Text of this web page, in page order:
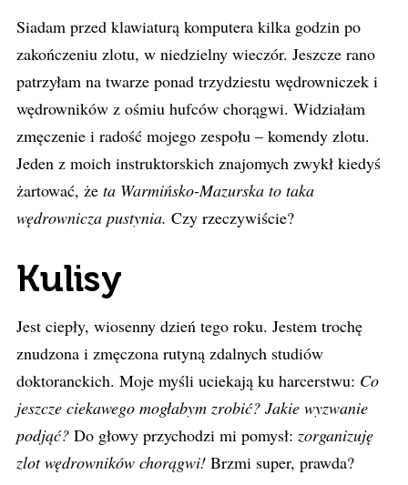
Siadam przed klawiaturą komputera kilka godzin po
zakończeniu zlotu, w niedzielny wieczór. Jeszcze rano
patrzyłam na twarze ponad trzydziestu wędrowniczek i
wędrowników z ośmiu hufców chorągwi. Widziałam
zmęczenie i radość mojego zespołu – komendy zlotu.
Jeden z moich instruktorskich znajomych zwykł kiedyś
żartować, że ta Warmińsko-Mazurska to taka
wędrownicza pustynia. Czy rzeczywiście?
Kulisy
Jest ciepły, wiosenny dzień tego roku. Jestem trochę
znudzona i zmęczona rutyną zdalnych studiów
doktoranckich. Moje myśli uciekają ku harcerstwu: Co
jeszcze ciekawego mogłabym zrobić? Jakie wyzwanie
podjąć? Do głowy przychodzi mi pomysł: zorganizuję
zlot wędrowników chorągwi! Brzmi super, prawda?